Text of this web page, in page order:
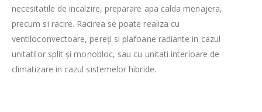
necesitatile de incalzire, preparare apa calda menajera,
precum si racire. Racirea se poate realiza cu
ventiloconvectoare, pereți si plafoane radiante in cazul
unitatilor split și monobloc, sau cu unitati interioare de
climatizare in cazul sistemelor hibride.